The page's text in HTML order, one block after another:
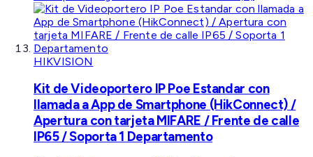
HIKVISION
Kit de Videoportero IP Poe Estandar con
llamada a App de Smartphone (HikConnect) /
Apertura con tarjeta MIFARE / Frente de calle
IP65 / Soporta 1 Departamento